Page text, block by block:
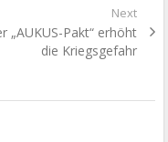
Next
„AUKUS-Pakt“ erhöht
die Kriegsgefahr